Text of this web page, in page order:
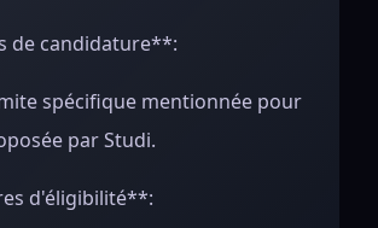
de candidature**:
spécifique mentionnée pour
par Studi.
d'éligibilité**: